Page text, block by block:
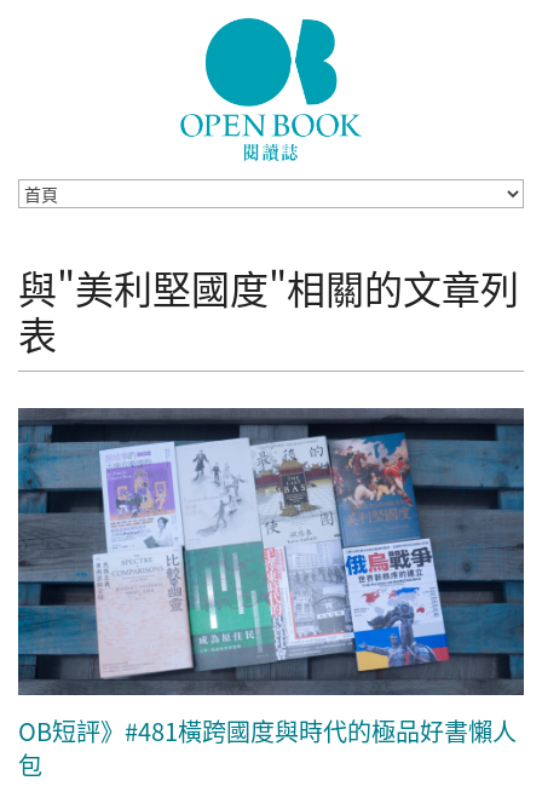
與"美利堅國度"相關的文章列
表
OB短評》#481橫跨國度與時代的極品好書懶人
包